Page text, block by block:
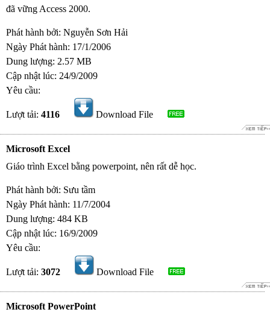
đã vững Access 2000.
Phát hành bởi: Nguyễn Sơn Hải
Ngày Phát hành: 17/1/2006
Dung lượng: 2.57 MB
Cập nhật lúc: 24/9/2009
Yêu cầu:
Lượt tải: 4116 Download File
Microsoft Excel
Giáo trình Excel bằng powerpoint, nên rất dễ học.
Phát hành bởi: Sưu tầm
Ngày Phát hành: 11/7/2004
Dung lượng: 484 KB
Cập nhật lúc: 16/9/2009
Yêu cầu:
Lượt tải: 3072 Download File
Microsoft PowerPoint